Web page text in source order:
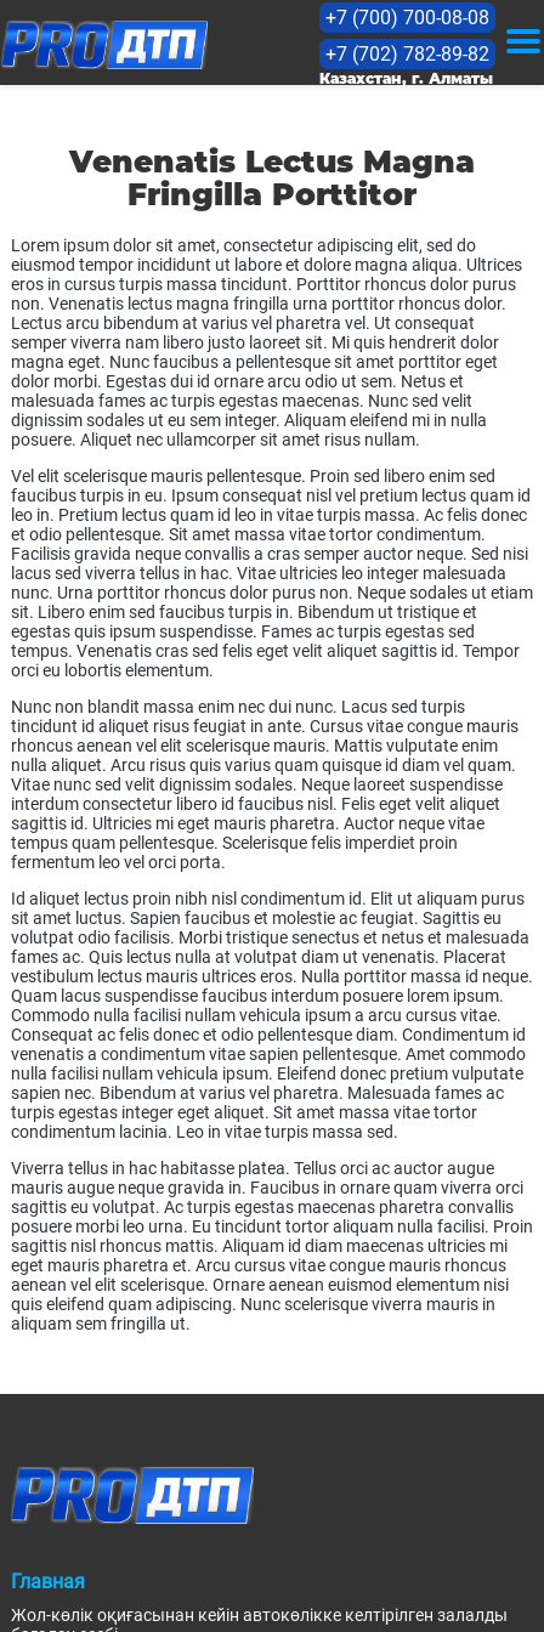
Бағалау
Бағалар
Кейстер
Мақалалар
Лицензиялар
+7 (700) 700-08-08
+7 (702) 782-89-82
Казахстан, г. Алматы
Venenatis Lectus Magna
Fringilla Porttitor
Lorem ipsum dolor sit amet, consectetur adipiscing elit, sed do
eiusmod tempor incididunt ut labore et dolore magna aliqua. Ultrices
eros in cursus turpis massa tincidunt. Porttitor rhoncus dolor purus
non. Venenatis lectus magna fringilla urna porttitor rhoncus dolor.
Lectus arcu bibendum at varius vel pharetra vel. Ut consequat
semper viverra nam libero justo laoreet sit. Mi quis hendrerit dolor
magna eget. Nunc faucibus a pellentesque sit amet porttitor eget
dolor morbi. Egestas dui id ornare arcu odio ut sem. Netus et
malesuada fames ac turpis egestas maecenas. Nunc sed velit
dignissim sodales ut eu sem integer. Aliquam eleifend mi in nulla
posuere. Aliquet nec ullamcorper sit amet risus nullam.
Vel elit scelerisque mauris pellentesque. Proin sed libero enim sed
faucibus turpis in eu. Ipsum consequat nisl vel pretium lectus quam id
leo in. Pretium lectus quam id leo in vitae turpis massa. Ac felis donec
et odio pellentesque. Sit amet massa vitae tortor condimentum.
Facilisis gravida neque convallis a cras semper auctor neque. Sed nisi
lacus sed viverra tellus in hac. Vitae ultricies leo integer malesuada
nunc. Urna porttitor rhoncus dolor purus non. Neque sodales ut etiam
sit. Libero enim sed faucibus turpis in. Bibendum ut tristique et
egestas quis ipsum suspendisse. Fames ac turpis egestas sed
tempus. Venenatis cras sed felis eget velit aliquet sagittis id. Tempor
orci eu lobortis elementum.
Nunc non blandit massa enim nec dui nunc. Lacus sed turpis
tincidunt id aliquet risus feugiat in ante. Cursus vitae congue mauris
rhoncus aenean vel elit scelerisque mauris. Mattis vulputate enim
nulla aliquet. Arcu risus quis varius quam quisque id diam vel quam.
Vitae nunc sed velit dignissim sodales. Neque laoreet suspendisse
interdum consectetur libero id faucibus nisl. Felis eget velit aliquet
sagittis id. Ultricies mi eget mauris pharetra. Auctor neque vitae
tempus quam pellentesque. Scelerisque felis imperdiet proin
fermentum leo vel orci porta.
Id aliquet lectus proin nibh nisl condimentum id. Elit ut aliquam purus
sit amet luctus. Sapien faucibus et molestie ac feugiat. Sagittis eu
volutpat odio facilisis. Morbi tristique senectus et netus et malesuada
fames ac. Quis lectus nulla at volutpat diam ut venenatis. Placerat
vestibulum lectus mauris ultrices eros. Nulla porttitor massa id neque.
Quam lacus suspendisse faucibus interdum posuere lorem ipsum.
Commodo nulla facilisi nullam vehicula ipsum a arcu cursus vitae.
Consequat ac felis donec et odio pellentesque diam. Condimentum id
venenatis a condimentum vitae sapien pellentesque. Amet commodo
nulla facilisi nullam vehicula ipsum. Eleifend donec pretium vulputate
sapien nec. Bibendum at varius vel pharetra. Malesuada fames ac
turpis egestas integer eget aliquet. Sit amet massa vitae tortor
condimentum lacinia. Leo in vitae turpis massa sed.
Viverra tellus in hac habitasse platea. Tellus orci ac auctor augue
mauris augue neque gravida in. Faucibus in ornare quam viverra orci
sagittis eu volutpat. Ac turpis egestas maecenas pharetra convallis
posuere morbi leo urna. Eu tincidunt tortor aliquam nulla facilisi. Proin
sagittis nisl rhoncus mattis. Aliquam id diam maecenas ultricies mi
eget mauris pharetra et. Arcu cursus vitae congue mauris rhoncus
aenean vel elit scelerisque. Ornare aenean euismod elementum nisi
quis eleifend quam adipiscing. Nunc scelerisque viverra mauris in
aliquam sem fringilla ut.
Главная
Жол-көлік оқиғасынан кейін автокөлікке келтірілген залалды